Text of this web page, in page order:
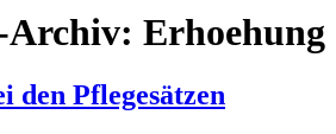
Archiv: Erhoehung
den Pflegesätzen